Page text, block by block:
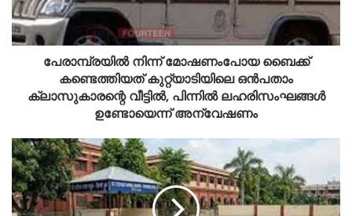
പേരാമ്പ്രയിൽ നിന്ന് മോഷണംപോയ ബൈക്ക്
കണ്ടെത്തിയത് കുറ്റ്യാടിയിലെ ഒൻപതാം
ക്ലാസുകാരന്റെ വീട്ടിൽ, പിന്നിൽ ലഹരിസംഘങ്ങൾ
ഉണ്ടോയെന്ന് അന്വേഷണം